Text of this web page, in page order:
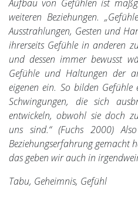
Aufbau von Gefühlen ist
weiteren Beziehungen.
Ausstrahlungen, Gesten und
ihrerseits Gefühle in anderen
und dessen immer bewusst
Gefühle und Haltungen der
eigenen ein. So bilden
Schwingungen, die sich
entwickeln, obwohl sie doch
uns sind.“ (Fuchs 2000)
Beziehungserfahrung gemacht
das geben wir auch in
Tabu, Geheimnis, Gefühl